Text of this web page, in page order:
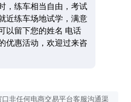
，练车相当自由，考试
近练车场地试学，满意
以留下您的姓名 电话
优惠活动，欢迎过来咨
非任何电商交易平台客服沟通渠